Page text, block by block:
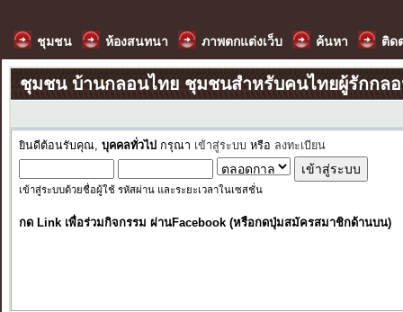
ชุมชน ห้องสนทนา ภาพตกแต่งเว็บ ค้นหา ติด
ชุมชน บ้านกลอนไทย ชุมชนสำหรับคนไทยผู้รักกล
ยินดีต้อนรับคุณ, บุคคลทั่วไป กรุณา เข้าสู่ระบบ หรือ ลงทะเบียน
เข้าสู่ระบบด้วยชื่อผู้ใช้ รหัสผ่าน และระยะเวลาในเซสชั่น
กด Link เพื่อร่วมกิจกรรม ผ่านFacebook (หรือกดปุ่มสมัครสมาชิกด้านบน)